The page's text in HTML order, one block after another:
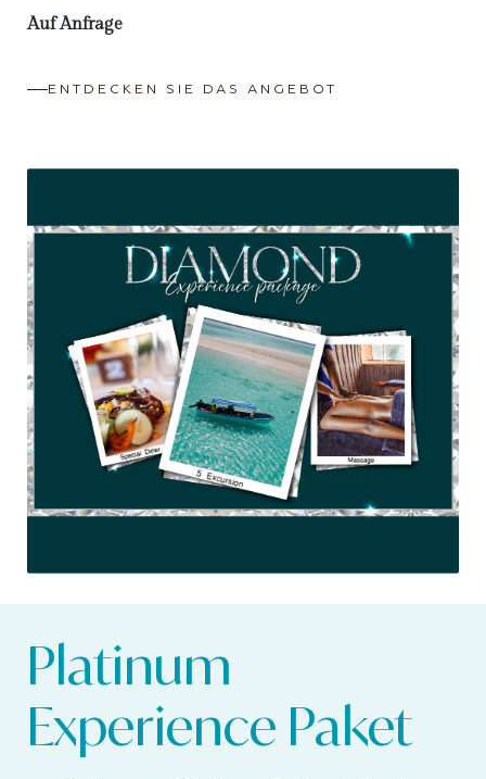
Auf Anfrage
ENTDECKEN SIE DAS ANGEBOT
Platinum
Experience Paket